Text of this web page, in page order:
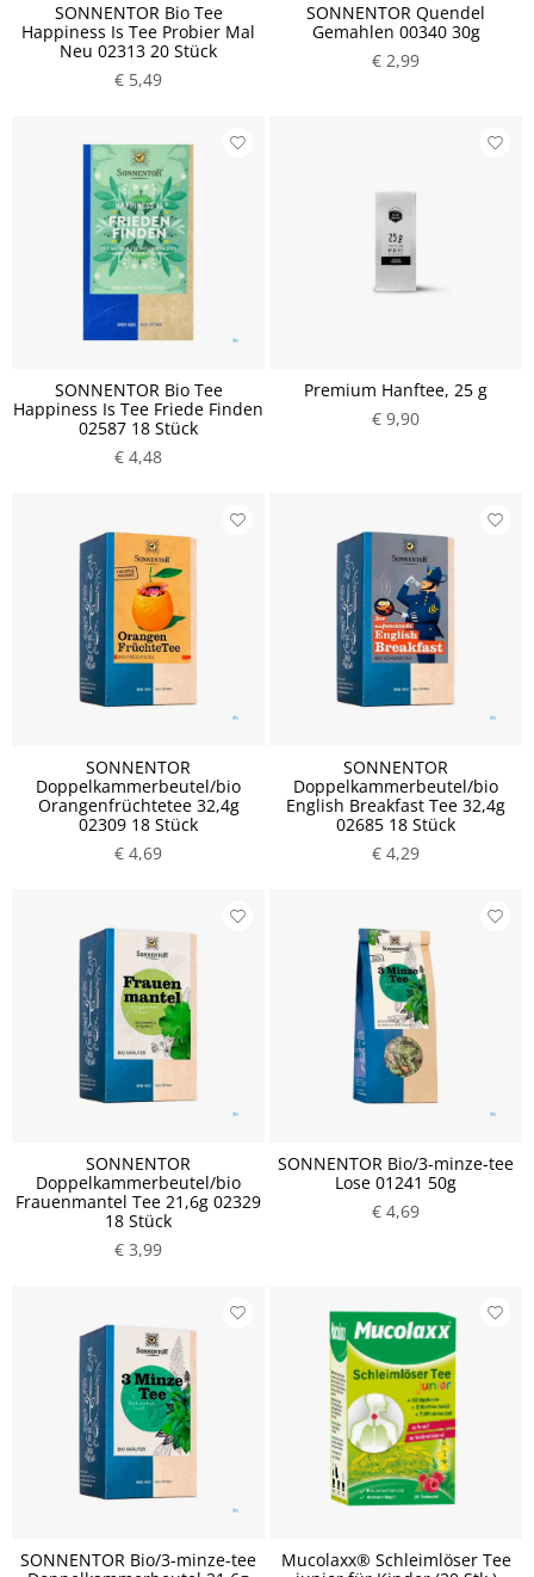
SONNENTOR Bio Tee
Happiness Is Tee Probier Mal
Neu 02313 20 Stück
€ 5,49
SONNENTOR Quendel
Gemahlen 00340 30g
€ 2,99
SONNENTOR Bio Tee
Happiness Is Tee Friede Finden
02587 18 Stück
€ 4,48
Premium Hanftee, 25 g
€ 9,90
SONNENTOR
Doppelkammerbeutel/bio
Orangenfrüchtetee 32,4g
02309 18 Stück
€ 4,69
SONNENTOR
Doppelkammerbeutel/bio
English Breakfast Tee 32,4g
02685 18 Stück
€ 4,29
SONNENTOR
Doppelkammerbeutel/bio
Frauenmantel Tee 21,6g 02329
18 Stück
€ 3,99
SONNENTOR Bio/3-minze-tee
Lose 01241 50g
€ 4,69
SONNENTOR Bio/3-minze-tee
Mucolaxx® Schleimlöser Tee